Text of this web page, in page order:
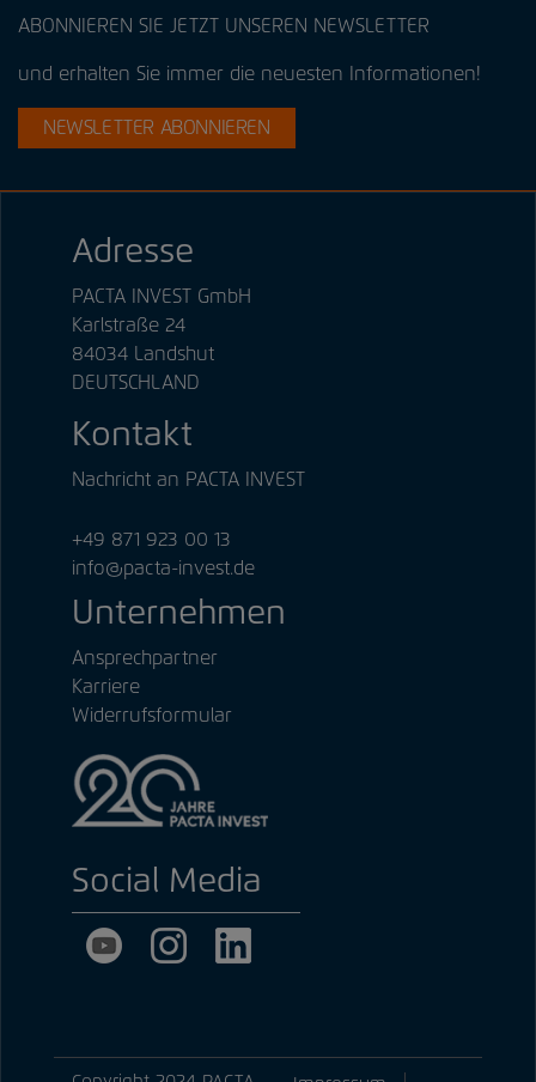
ABONNIEREN SIE JETZT UNSEREN NEWSLETTER
und erhalten Sie immer die neuesten Informationen!
NEWSLETTER ABONNIEREN
Adresse
PACTA INVEST GmbH
Karlstraße 24
84034 Landshut
DEUTSCHLAND
Kontakt
Nachricht an PACTA INVEST
Social Media
Unternehmen
Ansprechpartner
Karriere
Widerrufsformular
+49 871 923 00 13
info@pacta-invest.de